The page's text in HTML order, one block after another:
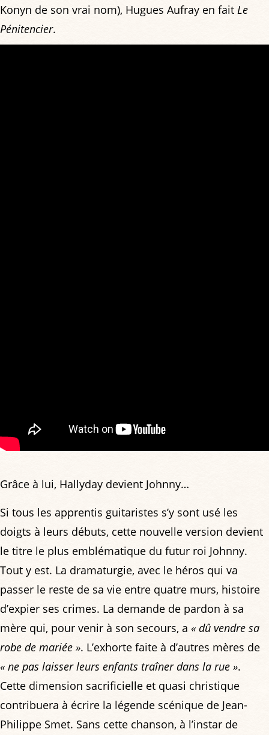
Konyn de son vrai nom), Hugues Aufray en fait Le
Pénitencier.
Grâce à lui, Hallyday devient Johnny…
Si tous les apprentis guitaristes s’y sont usé les
doigts à leurs débuts, cette nouvelle version devient
le titre le plus emblématique du futur roi Johnny.
Tout y est. La dramaturgie, avec le héros qui va
passer le reste de sa vie entre quatre murs, histoire
d’expier ses crimes. La demande de pardon à sa
mère qui, pour venir à son secours, a « dû vendre sa
robe de mariée ». L’exhorte faite à d’autres mères de
« ne pas laisser leurs enfants traîner dans la rue ».
Cette dimension sacrificielle et quasi christique
contribuera à écrire la légende scénique de Jean-
Philippe Smet. Sans cette chanson, à l’instar de